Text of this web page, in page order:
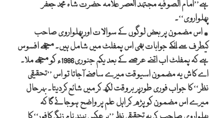
ہے’’امام الصوفیہ مجتہد العصر علامہ حضرت شاہ محمد جعفر
پھلواروی‘‘۔
٭ اس مضمون پر بعض لوگوں کے سوالات اور پھلواروی صاحب
کیطرف سے انکے جوابات بھی اس پمفلٹ میں شامل ہیں۔ مجھے افسوس
ہے کہ پمفلٹ اب اتنے عرصے کے بعد یکم جنوری1986ء کو مجھے ملا۔
اے کاش یہ مضمون اسیوقت میرے سامنے آجاتا تو اس ’’تحقیقی
نظر‘‘ کا جواب فوری طورپر بروقت لکھ کر میں شائع کردیتا۔ بہرحال
میرے اس مضمون کو پڑھ کر اہل علم پر واضح ہوجائے گا کہ